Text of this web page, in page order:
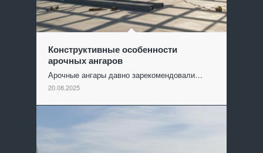
Конструктивные особенности
арочных ангаров
Арочные ангары давно зарекомендовали…
20.08.2025